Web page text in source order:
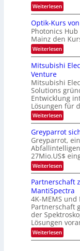
r
a
r
b
e
i
n
g
s
-
T
e
n
d
s
k
e
W
a
c
h
s
u
i
m
e
r
s
t
e
n
H
a
l
b
j
a
r
H
e
r
a
e
u
s
-
S
e
n
a
r
Weiterlesen:
K
-
E
i
n
s
t
n
m
m
t
i
n
d
e
r
D
A
C
H
I
n
d
u
s
t
r
i
e
Optik-Kurs
Photonics
Mainz den
Weiterlesen:
O
p
t
k
-
K
u
r
s
v
o
n
P
h
o
t
o
n
i
c
H
u
b
Mitsubishi
Venture
Mitsubishi
Solutions
Entwicklung
Lösungen für
Weiterlesen:
M
t
s
u
b
i
s
i
E
e
c
t
r
i
c
Greyparrot
Greyparrot,
27Mio.US$
Weiterlesen:
G
r
e
y
p
a
r
r
o
t
s
Partnerschaft
MantiSpectra
4K-MEMS
Partnerschaft
der
Lösungen
Weiterlesen:
P